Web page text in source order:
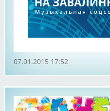
07.01.2015 17:52